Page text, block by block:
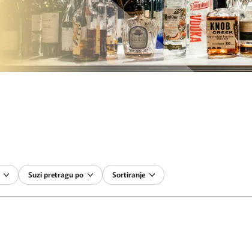
Suzi pretragu po Sortiranje